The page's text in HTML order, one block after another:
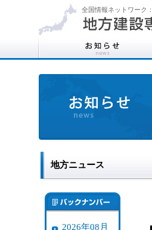
全国情報ネットワーク
地方ニュース
2026年08月